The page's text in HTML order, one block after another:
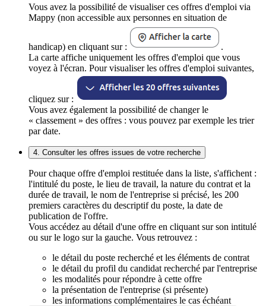
Vous avez la possibilité de visualiser ces offres d'emploi via
Mappy (non accessible aux personnes en situation de
handicap) en cliquant sur :
.
La carte affiche uniquement les offres d'emploi que vous
voyez à l'écran. Pour visualiser les offres d'emploi suivantes,
cliquez sur :
Vous avez également la possibilité de changer le
« classement » des offres : vous pouvez par exemple les trier
par date.
4. Consulter les offres issues de votre recherche
Pour chaque offre d'emploi restituée dans la liste, s'affichent :
l'intitulé du poste, le lieu de travail, la nature du contrat et la
durée de travail, le nom de l'entreprise si précisé, les 200
premiers caractères du descriptif du poste, la date de
publication de l'offre.
Vous accédez au détail d'une offre en cliquant sur son intitulé
ou sur le logo sur la gauche. Vous retrouvez :
le détail du poste recherché et les éléments de contrat
le détail du profil du candidat recherché par l'entreprise
les modalités pour répondre à cette offre
la présentation de l'entreprise (si présente)
les informations complémentaires le cas échéant